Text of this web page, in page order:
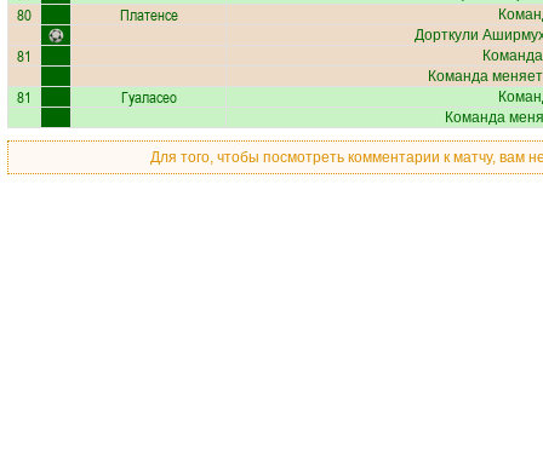
80 Платенсе
Дорткули
81
Команда
81 Гуаласео
Команда
Для того, чтобы посмотреть комментарии к матчу, вам